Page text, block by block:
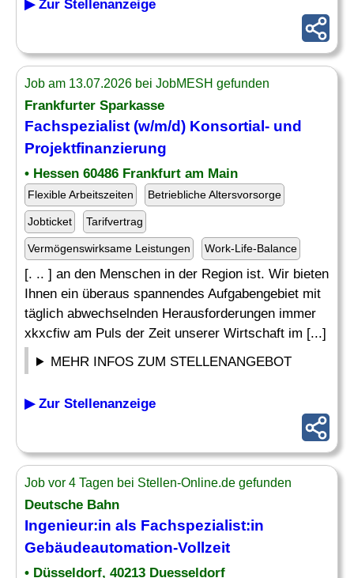
▶ Zur Stellenanzeige
Job am 13.07.2026 bei JobMESH gefunden
Frankfurter Sparkasse
Fachspezialist (w/m/d) Konsortial- und
Projektfinanzierung
• Hessen 60486 Frankfurt am Main
Flexible Arbeitszeiten Betriebliche Altersvorsorge
Jobticket Tarifvertrag
Vermögenswirksame Leistungen Work-Life-Balance
[. .. ] an den Menschen in der Region ist. Wir bieten
Ihnen ein überaus spannendes Aufgabengebiet mit
täglich abwechselnden Herausforderungen immer
xkxcfiw am Puls der Zeit unserer Wirtschaft im [...]
MEHR INFOS ZUM STELLENANGEBOT
▶ Zur Stellenanzeige
Job vor 4 Tagen bei Stellen-Online.de gefunden
Deutsche Bahn
Ingenieur:in als Fachspezialist:in
Gebäudeautomation-Vollzeit
• Düsseldorf, 40213 Duesseldorf